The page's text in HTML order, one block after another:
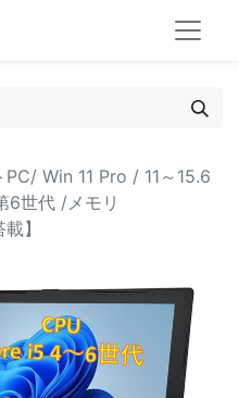
Win 11 Pro / 11～15.6
世代 /メモリ
】